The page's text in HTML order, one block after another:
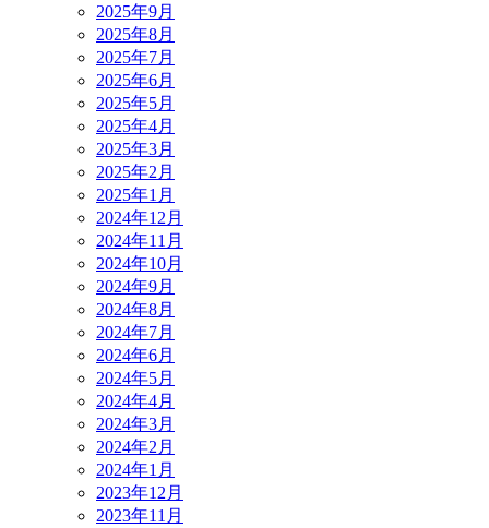
2025年9月
2025年8月
2025年7月
2025年6月
2025年5月
2025年4月
2025年3月
2025年2月
2025年1月
2024年12月
2024年11月
2024年10月
2024年9月
2024年8月
2024年7月
2024年6月
2024年5月
2024年4月
2024年3月
2024年2月
2024年1月
2023年12月
2023年11月